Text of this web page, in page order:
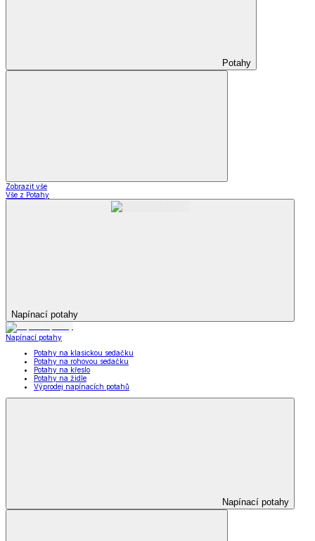
Potahy
Zobrazit vše
Vše z Potahy
Napínací potahy
Napínací potahy
Potahy na klasickou sedačku
Potahy na rohovou sedačku
Potahy na křeslo
Potahy na židle
Výprodej napínacích potahů
Napínací potahy